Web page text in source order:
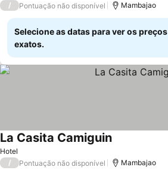
/ Pontuação não disponível Mambajao
Selecione as datas para ver os preços
exatos.
Hotel
La Casita Camiguin
/ Pontuação não disponível Mambajao